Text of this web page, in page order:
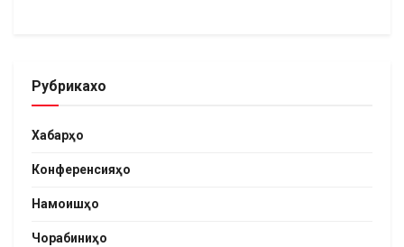
Рубрикахо
Хабарҳо
Конференсияҳо
Намоишҳо
Чорабиниҳо